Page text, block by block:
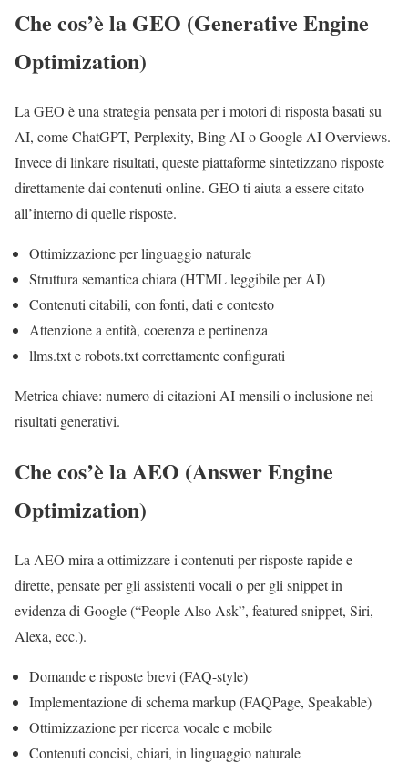
Che cos’è la GEO (Generative Engine
Optimization)
La GEO è una strategia pensata per i motori di risposta basati su
AI, come ChatGPT, Perplexity, Bing AI o Google AI Overviews.
Invece di linkare risultati, queste piattaforme sintetizzano risposte
direttamente dai contenuti online. GEO ti aiuta a essere citato
all’interno di quelle risposte.
Ottimizzazione per linguaggio naturale
Struttura semantica chiara (HTML leggibile per AI)
Contenuti citabili, con fonti, dati e contesto
Attenzione a entità, coerenza e pertinenza
llms.txt e robots.txt correttamente configurati
Metrica chiave: numero di citazioni AI mensili o inclusione nei
risultati generativi.
Che cos’è la AEO (Answer Engine
Optimization)
La AEO mira a ottimizzare i contenuti per risposte rapide e
dirette, pensate per gli assistenti vocali o per gli snippet in
evidenza di Google (“People Also Ask”, featured snippet, Siri,
Alexa, ecc.).
Domande e risposte brevi (FAQ-style)
Implementazione di schema markup (FAQPage, Speakable)
Ottimizzazione per ricerca vocale e mobile
Contenuti concisi, chiari, in linguaggio naturale